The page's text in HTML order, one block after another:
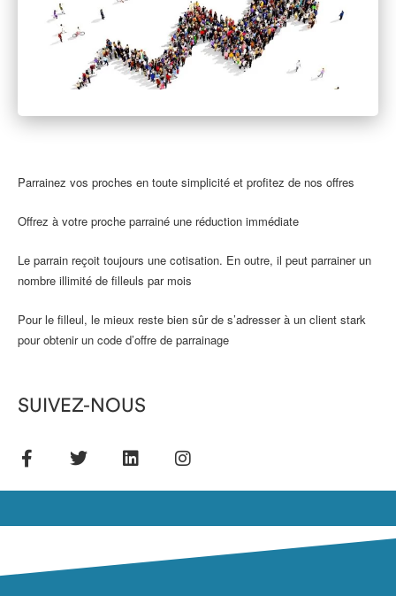
Parrainez vos proches en toute simplicité et profitez de nos offres
Offrez à votre proche parrainé une réduction immédiate
Le parrain reçoit toujours une cotisation. En outre, il peut parrainer un
nombre illimité de filleuls par mois
Pour le filleul, le mieux reste bien sûr de s’adresser à un client stark
pour obtenir un code d’offre de parrainage
SUIVEZ-NOUS